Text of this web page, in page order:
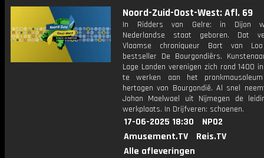
Noord-Zuid-Oost-West: Afl. 69
In Ridders van Gelre: in Dijon
Nederlandse staat geboren. Dat
Vlaamse chroniqueur Bart van
bestseller De Bourgondiërs.
Lage Landen verenigen zich rond 1400
te werken aan het
hertogen van Bourgondië. Al snel
Johan Maelwael uit Nijmegen de
werkplaats. In Drijfveren: schoenen.
17-06-2025 18:30
NPO2
Amusement.TV
Reis.TV
Alle afleveringen